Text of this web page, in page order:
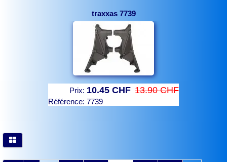
traxxas 7739
Prix: 10.45 CHF 13.90 CHF
Référence: 7739